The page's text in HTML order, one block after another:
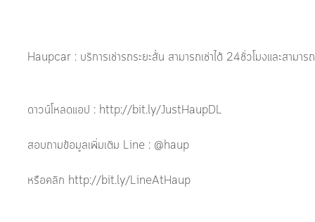
Haupcar : บริการเช่ารถระยะสั้น สามารถเช่าได้ 24ชั่วโมงและสาม
ดาวน์โหลดแอป : http://bit.ly/JustHaupDL
สอบถามข้อมูลเพิ่มเติม Line : @haup
หรือคลิก http://bit.ly/LineAtHaup